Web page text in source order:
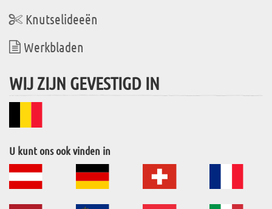
Knutselideeën
Werkbladen
WIJ ZIJN GEVESTIGD IN
U kunt ons ook vinden in